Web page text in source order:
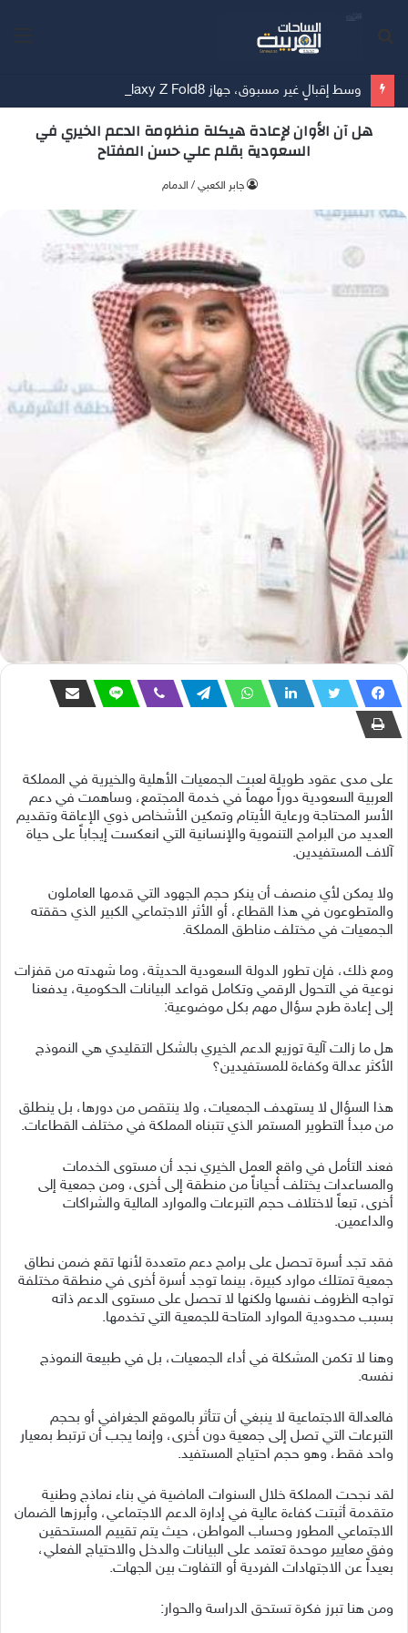
هل آن الأوان لإعادة هيكلة منظومة الدعم الخيري في
السعودية بقلم علي حسن المفتاح
جابر الكعبي / الدمام
على مدى عقود طويلة لعبت الجمعيات الأهلية والخيرية في المملكة
العربية السعودية دوراً مهماً في خدمة المجتمع، وساهمت في دعم
الأسر المحتاجة ورعاية الأيتام وتمكين الأشخاص ذوي الإعاقة وتقديم
العديد من البرامج التنموية والإنسانية التي انعكست إيجاباً على حياة
آلاف المستفيدين.
ولا يمكن لأي منصف أن ينكر حجم الجهود التي قدمها العاملون
والمتطوعون في هذا القطاع، أو الأثر الاجتماعي الكبير الذي حققته
الجمعيات في مختلف مناطق المملكة.
ومع ذلك، فإن تطور الدولة السعودية الحديثة، وما شهدته من قفزات
نوعية في التحول الرقمي وتكامل قواعد البيانات الحكومية، يدفعنا
إلى إعادة طرح سؤال مهم بكل موضوعية:
هل ما زالت آلية توزيع الدعم الخيري بالشكل التقليدي هي النموذج
الأكثر عدالة وكفاءة للمستفيدين؟
هذا السؤال لا يستهدف الجمعيات، ولا ينتقص من دورها، بل ينطلق
من مبدأ التطوير المستمر الذي تتبناه المملكة في مختلف القطاعات.
فعند التأمل في واقع العمل الخيري نجد أن مستوى الخدمات
والمساعدات يختلف أحياناً من منطقة إلى أخرى، ومن جمعية إلى
أخرى، تبعاً لاختلاف حجم التبرعات والموارد المالية والشراكات
والداعمين.
فقد تجد أسرة تحصل على برامج دعم متعددة لأنها تقع ضمن نطاق
جمعية تمتلك موارد كبيرة، بينما توجد أسرة أخرى في منطقة مختلفة
تواجه الظروف نفسها ولكنها لا تحصل على مستوى الدعم ذاته
بسبب محدودية الموارد المتاحة للجمعية التي تخدمها.
وهنا لا تكمن المشكلة في أداء الجمعيات، بل في طبيعة النموذج
نفسه.
فالعدالة الاجتماعية لا ينبغي أن تتأثر بالموقع الجغرافي أو بحجم
التبرعات التي تصل إلى جمعية دون أخرى، وإنما يجب أن ترتبط بمعيار
واحد فقط، وهو حجم احتياج المستفيد.
لقد نجحت المملكة خلال السنوات الماضية في بناء نماذج وطنية
متقدمة أثبتت كفاءة عالية في إدارة الدعم الاجتماعي، وأبرزها الضمان
الاجتماعي المطور وحساب المواطن، حيث يتم تقييم المستحقين
وفق معايير موحدة تعتمد على البيانات والدخل والاحتياج الفعلي،
بعيداً عن الاجتهادات الفردية أو التفاوت بين الجهات.
ومن هنا تبرز فكرة تستحق الدراسة والحوار: